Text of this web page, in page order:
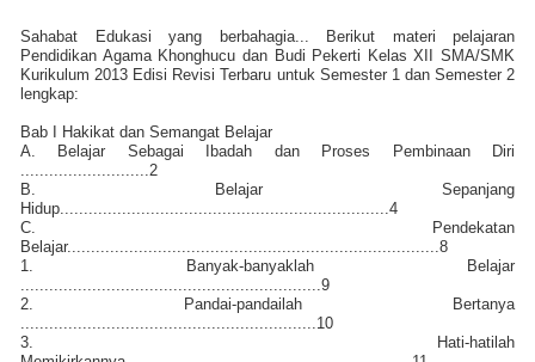
Sahabat Edukasi yang berbahagia... Berikut materi pelajaran
Pendidikan Agama Khonghucu dan Budi Pekerti Kelas XII SMA/SMK
Kurikulum 2013 Edisi Revisi Terbaru untuk Semester 1 dan Semester 2
lengkap:
Bab I Hakikat dan Semangat Belajar
A. Belajar Sebagai Ibadah dan Proses Pembinaan Diri
...........................2
B. Belajar Sepanjang
Hidup.....................................................................4
C. Pendekatan
Belajar..............................................................................8
1. Banyak-banyaklah Belajar
...............................................................9
2. Pandai-pandailah Bertanya
..............................................................10
3. Hati-hatilah